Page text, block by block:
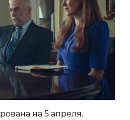
на 5 апреля.